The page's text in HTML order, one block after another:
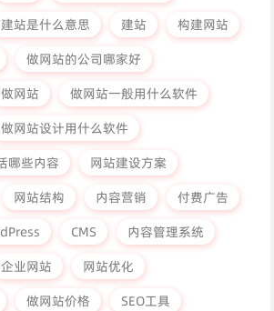
建站是什么意思 建站
构建网站
做网站的公司哪家好
做网站
做网站一般用什么软件
做网站设计用什么软件
哪些内容
网站建设方案
网站结构 内容营销
付费广告
CMS
内容管理系统
企业网站
网站优化
做网站价格
SEO工具